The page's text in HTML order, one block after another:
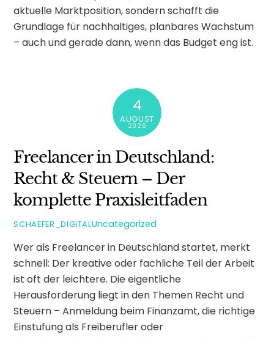
aktuelle Marktposition, sondern schafft die
Grundlage für nachhaltiges, planbares Wachstum
– auch und gerade dann, wenn das Budget eng ist.
4
AUGUST
2026
Freelancer in Deutschland:
Recht & Steuern – Der
komplette Praxisleitfaden
SCHAEFER_DIGITALUncategorized
Wer als Freelancer in Deutschland startet, merkt
schnell: Der kreative oder fachliche Teil der Arbeit
ist oft der leichtere. Die eigentliche
Herausforderung liegt in den Themen Recht und
Steuern – Anmeldung beim Finanzamt, die richtige
Einstufung als Freiberufler oder